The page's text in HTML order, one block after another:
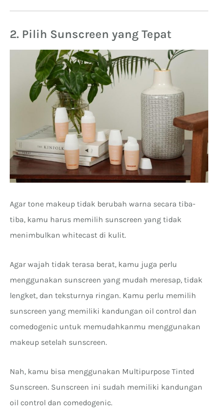
2. Pilih Sunscreen yang Tepat
Agar tone makeup tidak berubah warna secara tiba-
tiba, kamu harus memilih sunscreen yang tidak
menimbulkan whitecast di kulit.
Agar wajah tidak terasa berat, kamu juga perlu
menggunakan sunscreen yang mudah meresap, tidak
lengket, dan teksturnya ringan. Kamu perlu memilih
sunscreen yang memiliki kandungan oil control dan
comedogenic untuk memudahkanmu menggunakan
makeup setelah sunscreen.
Nah, kamu bisa menggunakan Multipurpose Tinted
Sunscreen. Sunscreen ini sudah memiliki kandungan
oil control dan comedogenic.